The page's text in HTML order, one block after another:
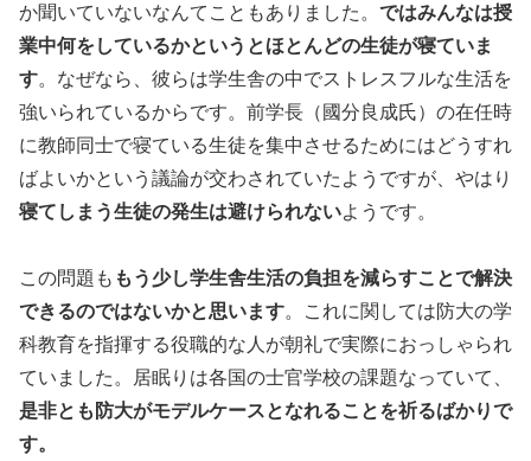
か聞いていないなんてこともありました。 ではみんなは授
業中何をしているかというとほとんどの生徒が寝ていま
す。なぜなら、彼らは学生舎の中でストレスフルな生活を
強いられているからです。前学長（國分良成氏）の在任時
に教師同士で寝ている生徒を集中させるためにはどうすれ
ばよいかという議論が交わされていたようですが、やはり
寝てしまう生徒の発生は避けられないようです。
この問題も もう少し学生舎生活の負担を減らすことで解決
できるのではないかと思います。これに関しては防大の学
科教育を指揮する役職的な人が朝礼で実際におっしゃられ
ていました。居眠りは各国の士官学校の課題なっていて、
是非とも防大がモデルケースとなれることを祈るばかりで
す。